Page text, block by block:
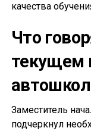
качества
Что
текущем
Заместитель
подчеркнул